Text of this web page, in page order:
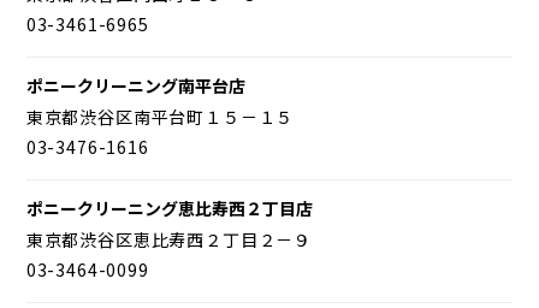
03-3461-6965
ポニークリーニング南平台店
東京都渋谷区南平台町１５－１５
03-3476-1616
ポニークリーニング恵比寿西２丁目店
東京都渋谷区恵比寿西２丁目２－９
03-3464-0099